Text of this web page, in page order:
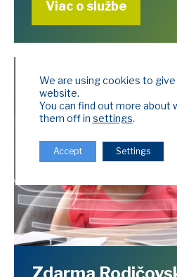
Viac o službe
We are using cookies to
website.
You can find out more about
them off in settings.
Accept Settings